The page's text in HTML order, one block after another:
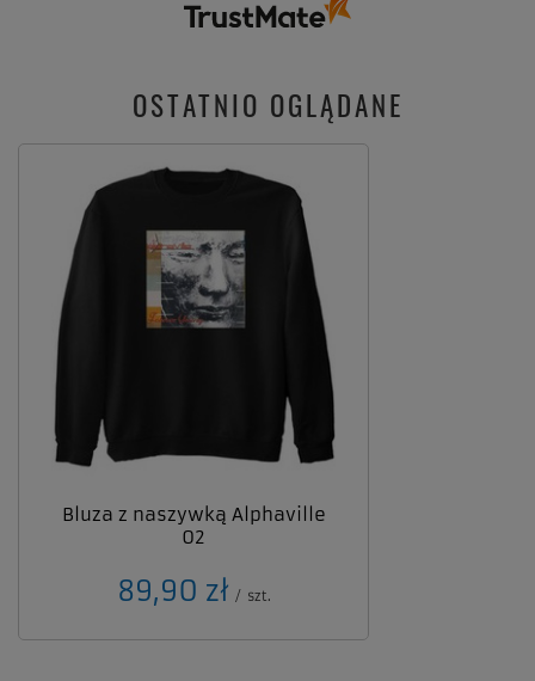
OSTATNIO OGLĄDANE
Bluza z naszywką Alphaville
02
89,90 zł / szt.